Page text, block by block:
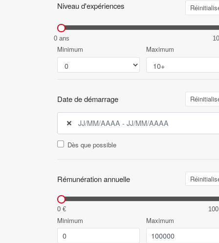
Niveau d'expériences
0 ans
Minimum Maximum
Date de démarrage
Dès que possible
Rémunération annuelle
0 €
Minimum Maximum